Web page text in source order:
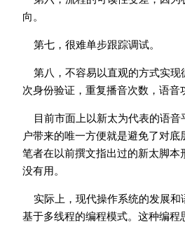
向。
第七，很难单步跟踪调试。
第八，不容易以直观的方式实
次身份验证，重复播音次数，语音
目前市面上以新太为代表的语
户带来的唯一方便就是避免了对底
笔者在以前撰文指出过的新太脚
没有用。
实际上，现代操作系统的发展
基于多线程的编程模式。这种编